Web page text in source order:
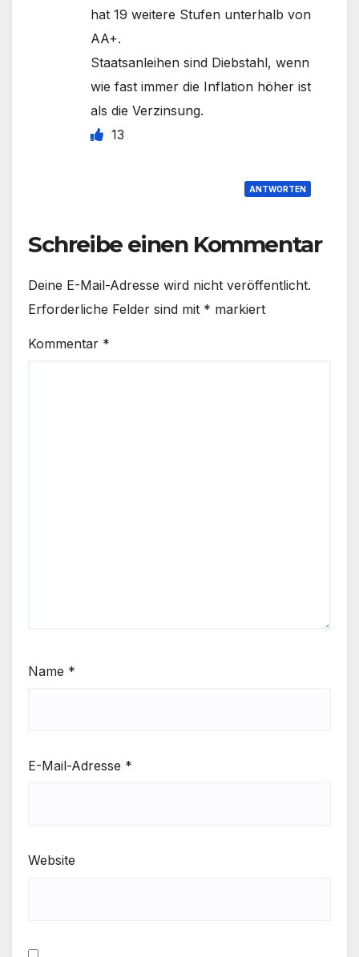
hat 19 weitere Stufen unterhalb von
AA+.
Staatsanleihen sind Diebstahl, wenn
wie fast immer die Inflation höher ist
als die Verzinsung.
13
ANTWORTEN
Schreibe einen Kommentar
Deine E-Mail-Adresse wird nicht veröffentlicht.
Erforderliche Felder sind mit * markiert
Kommentar *
Name *
E-Mail-Adresse *
Website